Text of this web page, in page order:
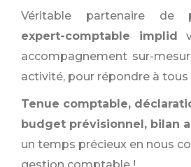
Véritable partenaire de
expert-comptable implid
accompagnement sur-
activité, pour répondre à tous
Tenue comptable,
budget prévisionnel, bilan
un temps précieux en nous